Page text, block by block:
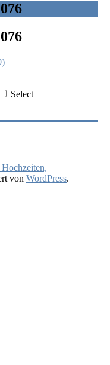
Select
von WordPress.